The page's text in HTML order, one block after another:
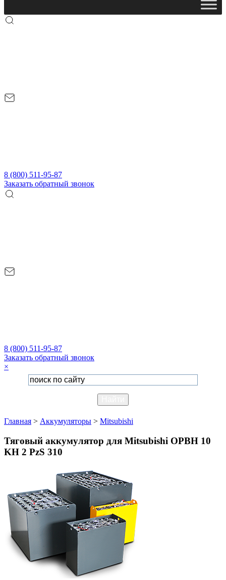
8 (800) 511-95-87
Заказать обратный звонок
8 (800) 511-95-87
Заказать обратный звонок
×
Главная > Аккумуляторы > Mitsubishi
Тяговый аккумулятор для Mitsubishi OPBH 10
KH 2 PzS 310